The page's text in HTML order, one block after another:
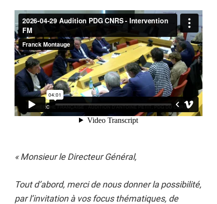
« Monsieur le Directeur Général,
Tout d’abord, merci de nous donner la possibilité,
par l’invitation à vos focus thématiques, de